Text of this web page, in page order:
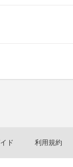
ド 利用規約